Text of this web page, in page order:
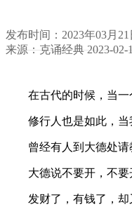
发布时间：2023年03月21
来源：克诵经典 2023-
在古代的时候，当一个
修行人也是如此，当我
曾经有人到大德处请
大德说不要开，不要开
发财了，有钱了，却又